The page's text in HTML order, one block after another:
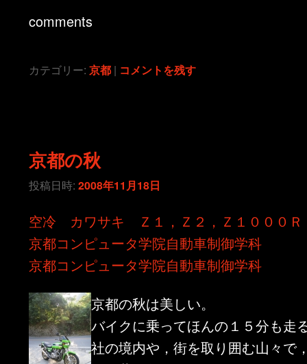
comments
カテゴリー: 京都 | コメントを残す
京都の秋
投稿日時:2008年11月18日
空冷 カワサキ Ｚ１，Ｚ２，Ｚ１０００Ｒ
京都コンピュータ学院自動車制御学科
京都コンピュータ学院自動車制御学科
京都の秋は美しい。
バイクに乗ってほんの１５分も走
社の境内や，街を取り囲む山々で